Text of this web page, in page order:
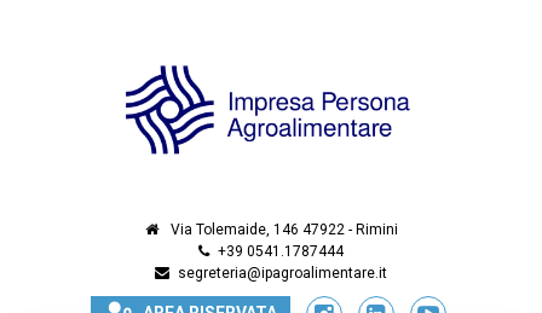
Via Tolemaide, 146 47922 - Rimini
+39 0541.1787444
segreteria@ipagroalimentare.it